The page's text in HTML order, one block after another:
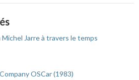
Jarre à travers le temps
OSCar (1983)